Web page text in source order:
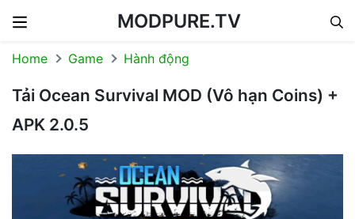
MODPURE.TV
Home Game Hành động
Tải Ocean Survival MOD (Vô hạn Coins) +
APK 2.0.5